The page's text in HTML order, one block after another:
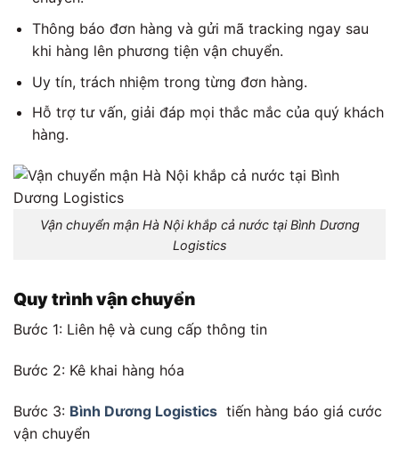
Thông báo đơn hàng và gửi mã tracking ngay sau
khi hàng lên phương tiện vận chuyển.
Uy tín, trách nhiệm trong từng đơn hàng.
Hỗ trợ tư vấn, giải đáp mọi thắc mắc của quý khách
hàng.
Vận chuyển mận Hà Nội khắp cả nước tại Bình Dương
Logistics
Quy trình vận chuyển
Bước 1: Liên hệ và cung cấp thông tin
Bước 2: Kê khai hàng hóa
Bước 3: Bình Dương Logistics tiến hàng báo giá cước
vận chuyển